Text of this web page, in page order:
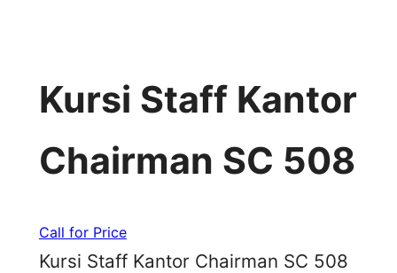
Kursi Staff Kantor
Chairman SC 508
Call for Price
Kursi Staff Kantor Chairman SC 508